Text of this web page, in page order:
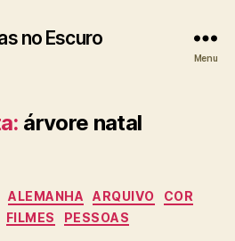
no Escuro
Menu
árvore natal
Categorias
ALEMANHA ARQUIVO
COR
FILMES PESSOAS